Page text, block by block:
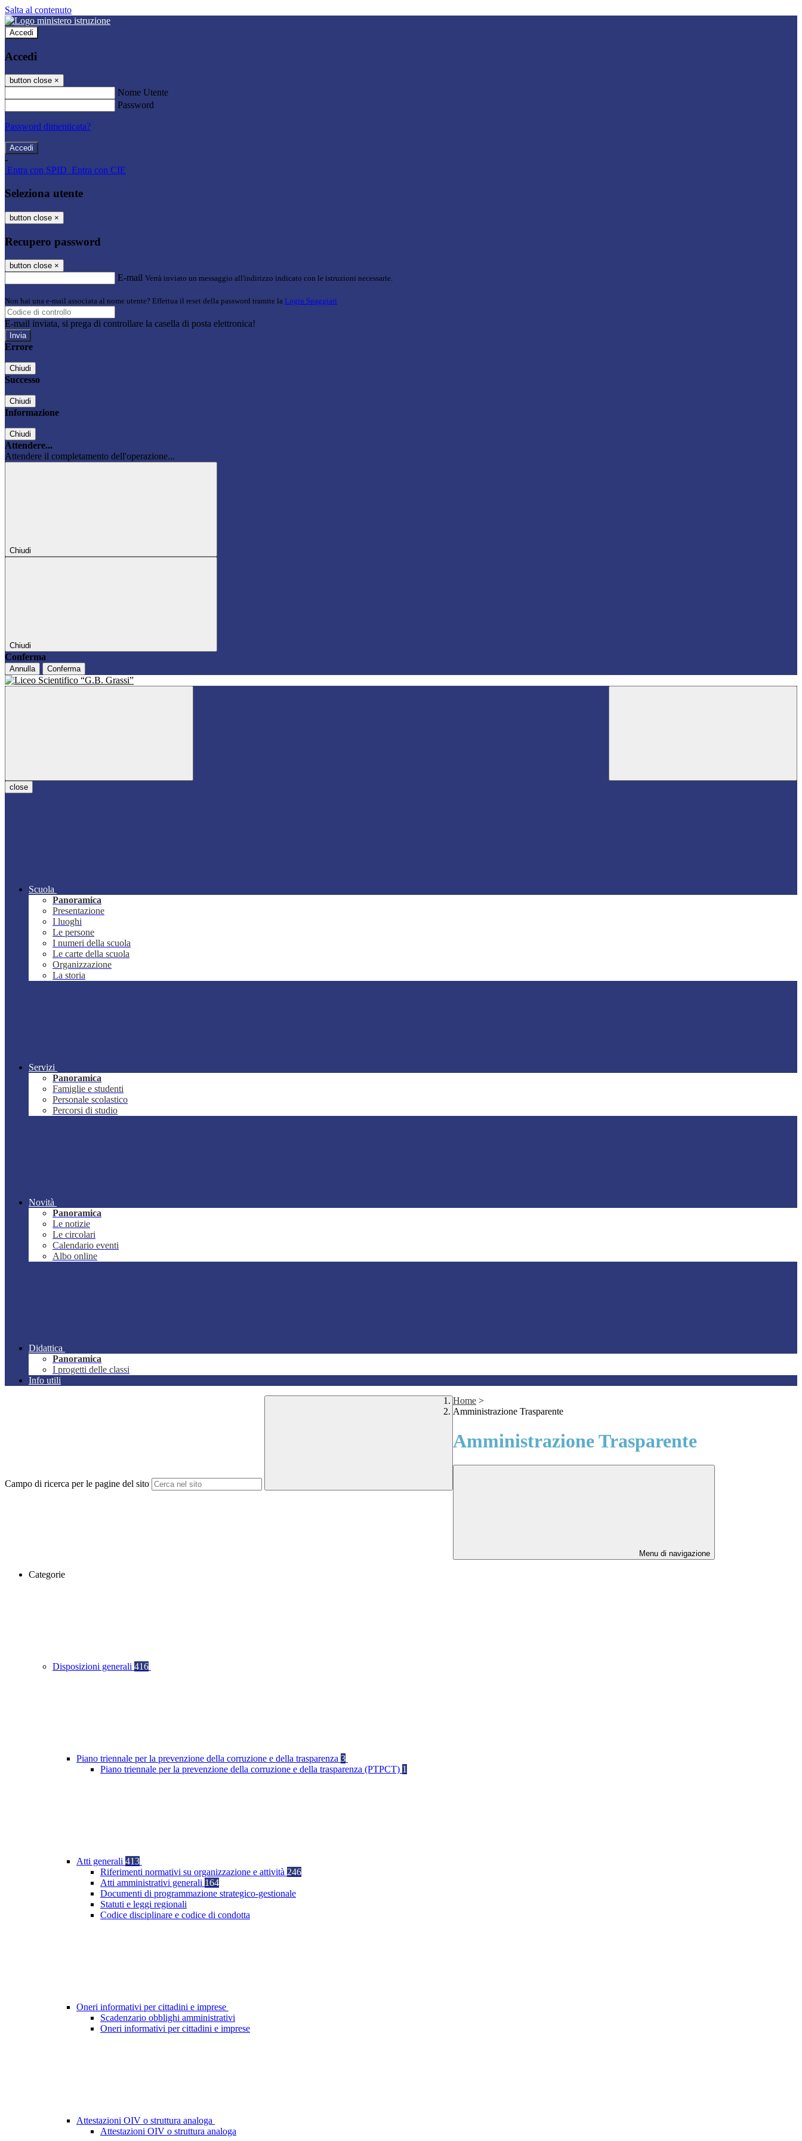
Salta al contenuto
Accedi
Accedi
button close ×
Nome Utente
Password
Password dimenticata?
-
Entra con SPID Entra con CIE
Seleziona utente
button close ×
Recupero password
button close ×
E-mail Verrà inviato un messaggio all'indirizzo indicato con le istruzioni necessarie.
Non hai una e-mail associata al nome utente? Effettua il reset della password tramite la Login Spaggiari
E-mail inviata, si prega di controllare la casella di posta elettronica!
Errore
Chiudi
Successo
Chiudi
Informazione
Chiudi
Attendere...
Attendere il completamento dell'operazione...
Chiudi
Chiudi
Conferma
Annulla Conferma
close
Scuola
Panoramica
Presentazione
I luoghi
Le persone
I numeri della scuola
Le carte della scuola
Organizzazione
La storia
Servizi
Panoramica
Famiglie e studenti
Personale scolastico
Percorsi di studio
Novità
Panoramica
Le notizie
Le circolari
Calendario eventi
Albo online
Didattica
Panoramica
I progetti delle classi
Info utili
Campo di ricerca per le pagine del sito
Home >
Amministrazione Trasparente
Amministrazione Trasparente
Menu di navigazione
Categorie
Disposizioni generali 416
Piano triennale per la prevenzione della corruzione e della trasparenza 3
Piano triennale per la prevenzione della corruzione e della trasparenza (PTPCT) 1
Atti generali 413
Riferimenti normativi su organizzazione e attività 246
Atti amministrativi generali 164
Documenti di programmazione strategico-gestionale
Statuti e leggi regionali
Codice disciplinare e codice di condotta
Oneri informativi per cittadini e imprese
Scadenzario obblighi amministrativi
Oneri informativi per cittadini e imprese
Attestazioni OIV o struttura analoga
Attestazioni OIV o struttura analoga